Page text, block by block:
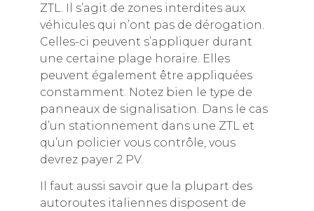
ZTL. Il s’agit de zones interdites aux
véhicules qui n’ont pas de dérogation.
Celles-ci peuvent s’appliquer durant
une certaine plage horaire. Elles
peuvent également être appliquées
constamment. Notez bien le type de
panneaux de signalisation. Dans le cas
d’un stationnement dans une ZTL et
qu’un policier vous contrôle, vous
devrez payer 2 PV.
Il faut aussi savoir que la plupart des
autoroutes italiennes disposent de